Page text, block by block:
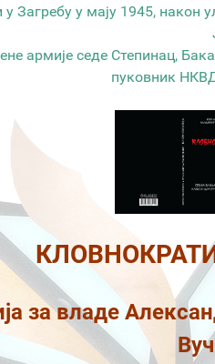
Загребу у мају 1945, након
армије седе Степинац,
пуковник
за владе